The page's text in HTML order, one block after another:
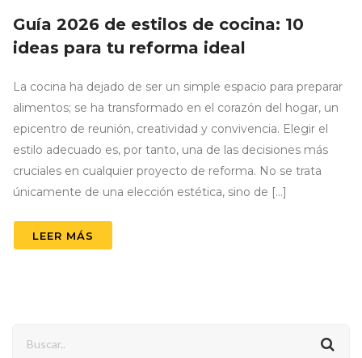
Guía 2026 de estilos de cocina: 10
ideas para tu reforma ideal
La cocina ha dejado de ser un simple espacio para preparar
alimentos; se ha transformado en el corazón del hogar, un
epicentro de reunión, creatividad y convivencia. Elegir el
estilo adecuado es, por tanto, una de las decisiones más
cruciales en cualquier proyecto de reforma. No se trata
únicamente de una elección estética, sino de […]
LEER MÁS